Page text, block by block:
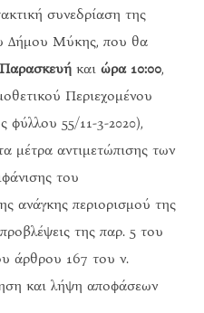
συνεδρίαση της
Δήμου Μύκης, που θα
Παρασκευή και ώρα 10:00,
Περιεχομένου
55/11-3-2020),
μέτρα αντιμετώπισης των
του
ανάγκης περιορισμού της
της παρ. 5 του
άρθρου 167 του ν.
και λήψη αποφάσεων